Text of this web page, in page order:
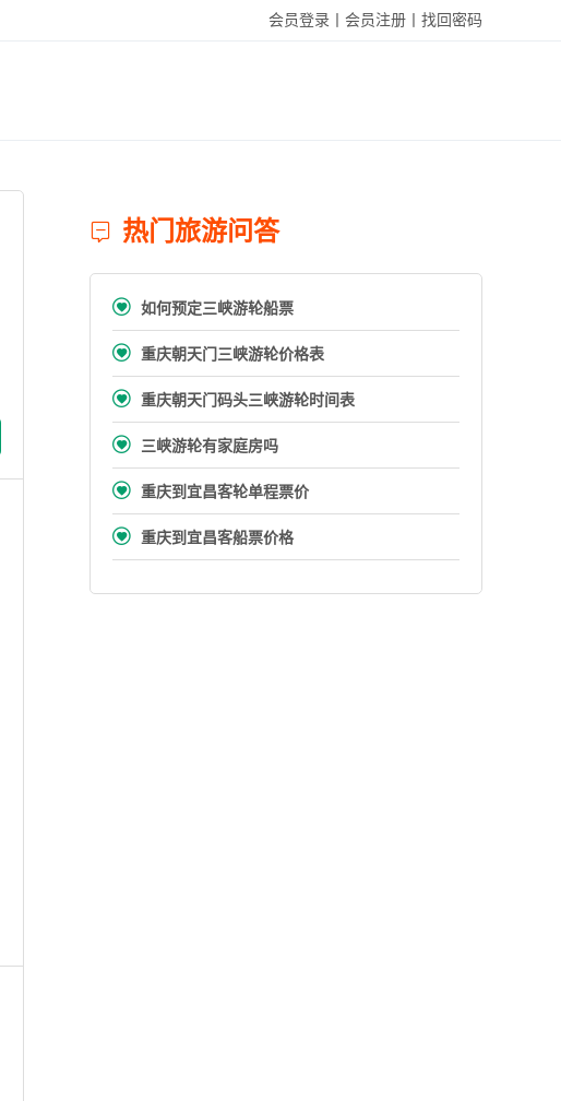
会员登录丨 会员注册丨 找回密码
 热门旅游问答
 如何预定三峡游轮船票
 重庆朝天门三峡游轮价格表
 重庆朝天门码头三峡游轮时间表
 三峡游轮有家庭房吗
 重庆到宜昌客轮单程票价
 重庆到宜昌客船票价格